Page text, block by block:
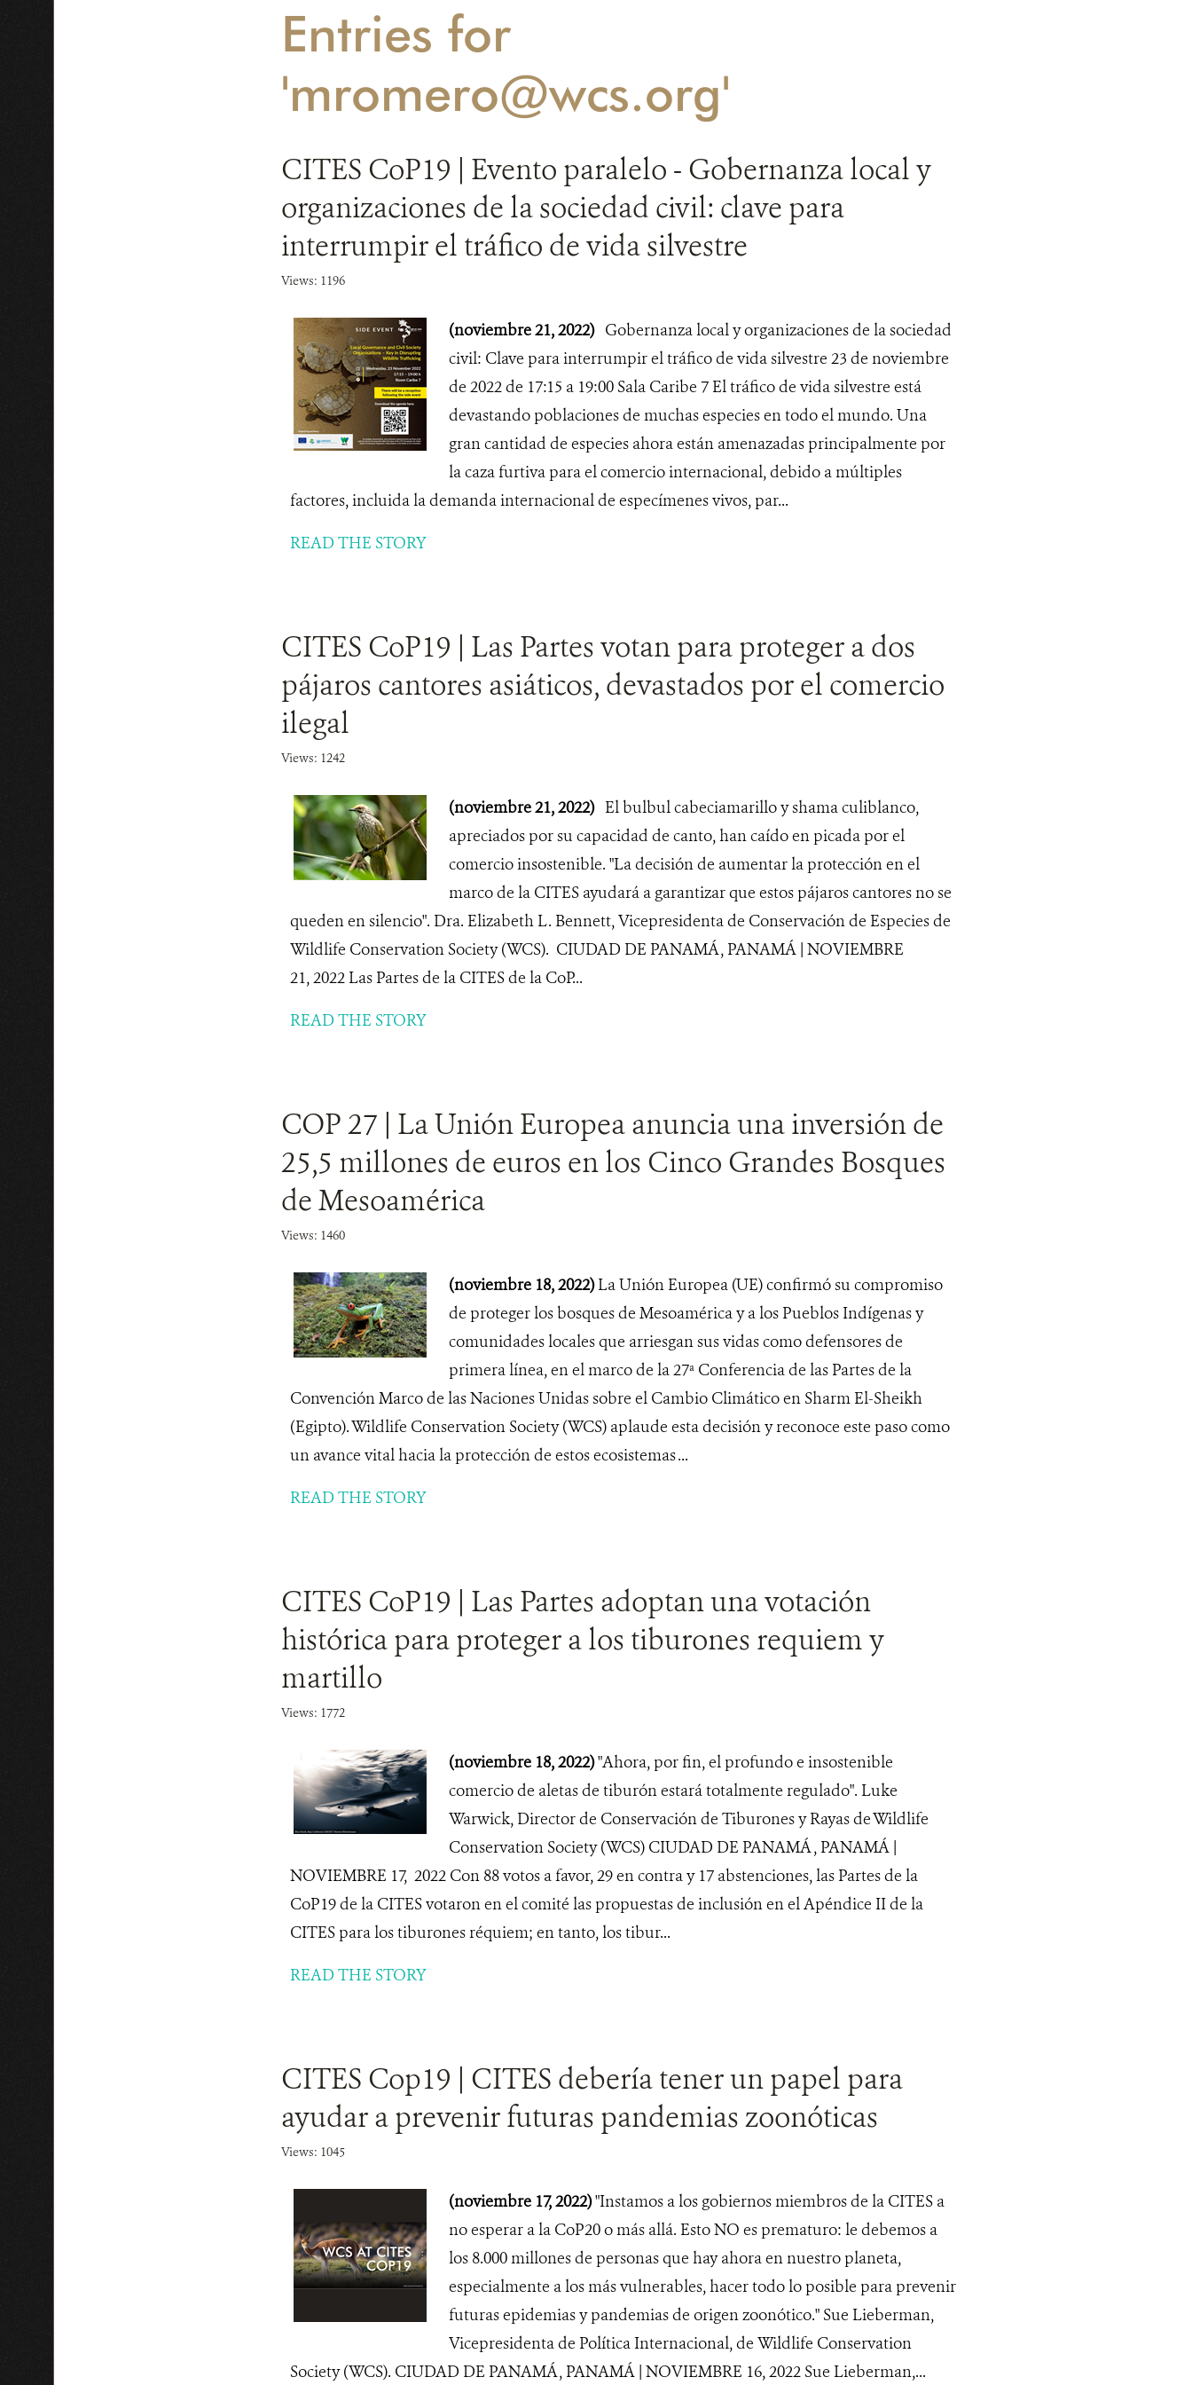
Entries for
'mromero@wcs.org'
CITES CoP19 | Evento paralelo - Gobernanza local y
organizaciones de la sociedad civil: clave para
interrumpir el tráfico de vida silvestre
Views: 1196
(noviembre 21, 2022) Gobernanza local y organizaciones de la sociedad
civil: Clave para interrumpir el tráfico de vida silvestre 23 de noviembre
de 2022 de 17:15 a 19:00 Sala Caribe 7 El tráfico de vida silvestre está
devastando poblaciones de muchas especies en todo el mundo. Una
gran cantidad de especies ahora están amenazadas principalmente por
la caza furtiva para el comercio internacional, debido a múltiples
factores, incluida la demanda internacional de especímenes vivos, par...
READ THE STORY
CITES CoP19 | Las Partes votan para proteger a dos
pájaros cantores asiáticos, devastados por el comercio
ilegal
Views: 1242
(noviembre 21, 2022) El bulbul cabeciamarillo y shama culiblanco,
apreciados por su capacidad de canto, han caído en picada por el
comercio insostenible. "La decisión de aumentar la protección en el
marco de la CITES ayudará a garantizar que estos pájaros cantores no se
queden en silencio". Dra. Elizabeth L. Bennett, Vicepresidenta de Conservación de Especies de
Wildlife Conservation Society (WCS). CIUDAD DE PANAMÁ, PANAMÁ | NOVIEMBRE
21, 2022 Las Partes de la CITES de la CoP...
READ THE STORY
COP 27 | La Unión Europea anuncia una inversión de
25,5 millones de euros en los Cinco Grandes Bosques
de Mesoamérica
Views: 1460
(noviembre 18, 2022)La Unión Europea (UE) confirmó su compromiso
de proteger los bosques de Mesoamérica y a los Pueblos Indígenas y
comunidades locales que arriesgan sus vidas como defensores de
primera línea, en el marco de la 27ª Conferencia de las Partes de la
Convención Marco de las Naciones Unidas sobre el Cambio Climático en Sharm El-Sheikh
(Egipto). Wildlife Conservation Society (WCS) aplaude esta decisión y reconoce este paso como
un avance vital hacia la protección de estos ecosistemas ...
READ THE STORY
CITES CoP19 | Las Partes adoptan una votación
histórica para proteger a los tiburones requiem y
martillo
Views: 1772
(noviembre 18, 2022)"Ahora, por fin, el profundo e insostenible
comercio de aletas de tiburón estará totalmente regulado". Luke
Warwick, Director de Conservación de Tiburones y Rayas de Wildlife
Conservation Society (WCS) CIUDAD DE PANAMÁ , PANAMÁ |
NOVIEMBRE 17, 2022 Con 88 votos a favor, 29 en contra y 17 abstenciones, las Partes de la
CoP19 de la CITES votaron en el comité las propuestas de inclusión en el Apéndice II de la
CITES para los tiburones réquiem; en tanto, los tibur...
READ THE STORY
CITES Cop19 | CITES debería tener un papel para
ayudar a prevenir futuras pandemias zoonóticas
Views: 1045
(noviembre 17, 2022)"Instamos a los gobiernos miembros de la CITES a
no esperar a la CoP20 o más allá. Esto NO es prematuro: le debemos a
los 8.000 millones de personas que hay ahora en nuestro planeta,
especialmente a los más vulnerables, hacer todo lo posible para prevenir
futuras epidemias y pandemias de origen zoonótico." Sue Lieberman,
Vicepresidenta de Política Internacional, de Wildlife Conservation
Society (WCS). CIUDAD DE PANAMÁ, PANAMÁ | NOVIEMBRE 16, 2022 Sue Lieberman,...